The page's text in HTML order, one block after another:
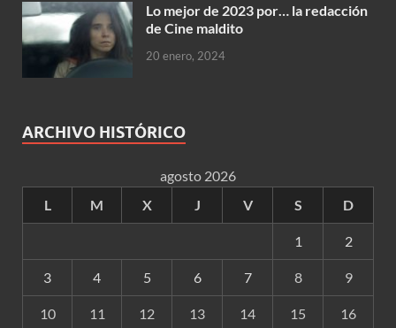
Lo mejor de 2023 por… la redacción
de Cine maldito
20 enero, 2024
ARCHIVO HISTÓRICO
agosto 2026
L
M X J V S D
1 2
3 4 5 6 7 8 9
10 11 12 13 14 15 16